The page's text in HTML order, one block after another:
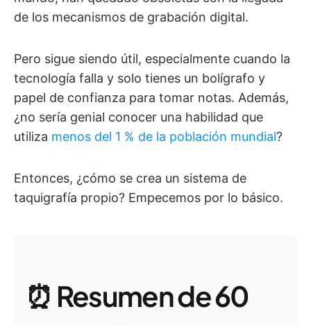
de los mecanismos de grabación digital.
Pero sigue siendo útil, especialmente cuando la
tecnología falla y solo tienes un bolígrafo y
papel de confianza para tomar notas. Además,
¿no sería genial conocer una habilidad que
utiliza menos del 1 % de la población mundial?
Entonces, ¿cómo se crea un sistema de
taquigrafía propio? Empecemos por lo básico.
⏰ Resumen de 60